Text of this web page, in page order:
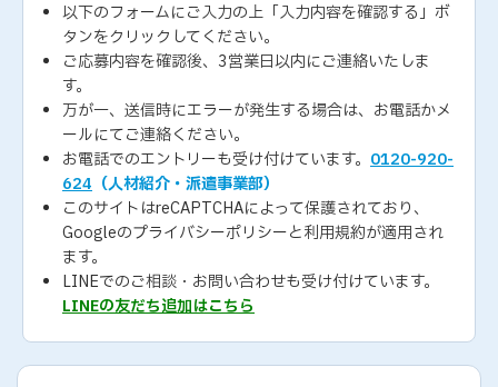
以下のフォームにご入力の上「入力内容を確認する」ボ
タンをクリックしてください。
ご応募内容を確認後、3営業日以内にご連絡いたしま
す。
万が一、送信時にエラーが発生する場合は、お電話かメ
ールにてご連絡ください。
お電話でのエントリーも受け付けています。 0120-920-
624 （人材紹介・派遣事業部）
このサイトはreCAPTCHAによって保護されており、
Googleのプライバシーポリシーと利用規約が適用され
ます。
LINEでのご相談・お問い合わせも受け付けています。
LINEの友だち追加はこちら